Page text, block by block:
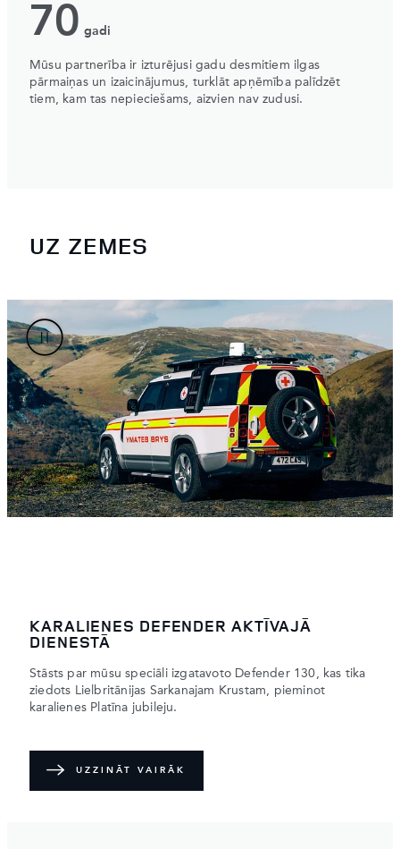
70 gadi
Mūsu partnerība ir izturējusi gadu desmitiem ilgas
pārmaiņas un izaicinājumus, turklāt apņēmība palīdzēt
tiem, kam tas nepieciešams, aizvien nav zudusi.
UZ ZEMES
KARALIENES DEFENDER AKTĪVAJĀ
DIENESTĀ
Stāsts par mūsu speciāli izgatavoto Defender 130, kas tika
ziedots Lielbritānijas Sarkanajam Krustam, pieminot
karalienes Platīna jubileju.
UZZINĀT VAIRĀK